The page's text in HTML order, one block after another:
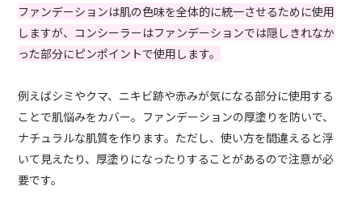
ファンデーションは肌の色味を全体的に統一させるために使用
しますが、コンシーラーはファンデーションでは隠しきれなか
った部分にピンポイントで使用します。
例えばシミやクマ、ニキビ跡や赤みが気になる部分に使用する
ことで肌悩みをカバー。ファンデーションの厚塗りを防いで、
ナチュラルな肌質を作ります。ただし、使い方を間違えると浮
いて見えたり、厚塗りになったりすることがあるので注意が必
要です。